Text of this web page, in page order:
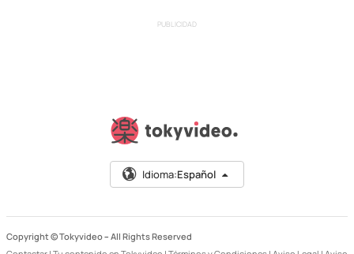
PUBLICIDAD
Idioma:Español
Copyright © Tokyvideo – All Rights Reserved